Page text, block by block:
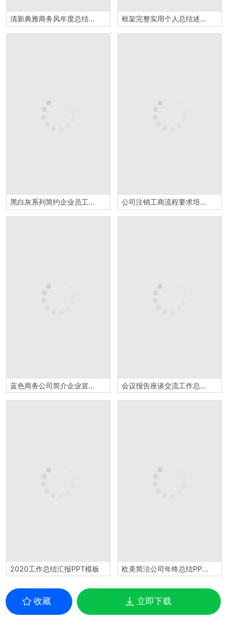
清新典雅商务风年度总结汇报PPT模板 框架完整实用个人总结述职报告PPT模板
黑白灰系列简约企业员工培训PPT模板 公司注销工商流程要求培训法人变更流程计划总结PPT模板
蓝色商务公司简介企业宣传PPT模板 会议报告座谈交流工作总结汇报PPT模板
2020工作总结汇报PPT模板 欧美简洁公司年终总结PPT模板
收藏 立即下载